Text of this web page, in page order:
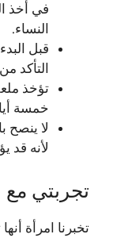
في أخذ
النساء.
قبل
التأكد
تؤخذ
خمسة
لا ينصح
لأنه قد
تجربتي مع
تخبرنا امرأة